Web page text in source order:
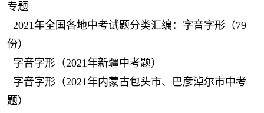
专题
2021年全国各地中考试题分类汇编：字音字形（79
份）
字音字形（2021年新疆中考题）
字音字形（2021年内蒙古包头市、巴彦淖尔市中考
题）